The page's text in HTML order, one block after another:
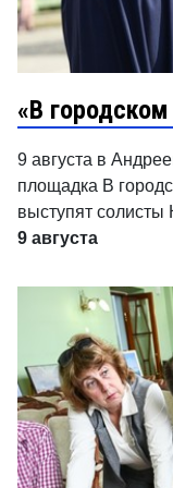
«В
9 августа в
площадка В
выступят солисты
9 августа